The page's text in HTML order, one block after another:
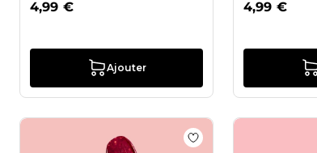
4,99 €
Ajouter
4,99 €
Ajouter à la liste de